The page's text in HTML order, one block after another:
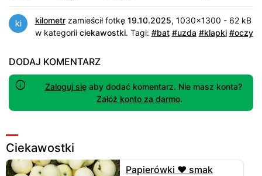
kilometrzamieścił fotkę 19.10.2025, 1030x1300 - 62 kB
w kategorii ciekawostki. Tagi: #bat #uzda #klapki #oczy
DODAJ KOMENTARZ
Zaloguj sięaby dodać komentarz. Nie masz konta?
Załóż konto za darmo.
Ciekawostki
Papierówki ❤️ smak